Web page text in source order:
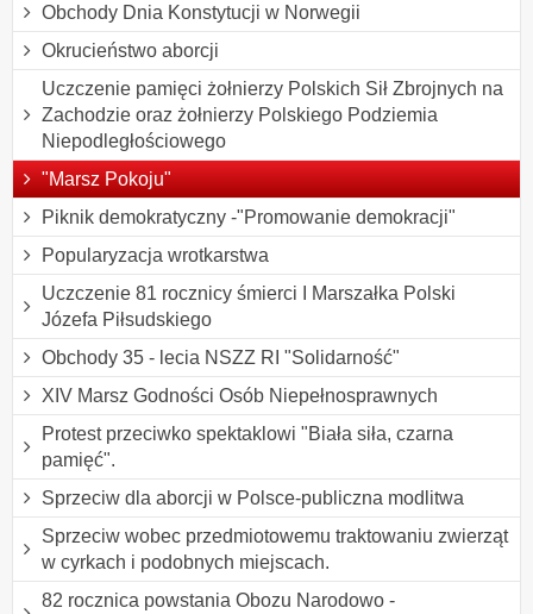
Obchody Dnia Konstytucji w Norwegii
Okrucieństwo aborcji
Uczczenie pamięci żołnierzy Polskich Sił Zbrojnych na
Zachodzie oraz żołnierzy Polskiego Podziemia
Niepodległościowego
"Marsz Pokoju"
Piknik demokratyczny -"Promowanie demokracji"
Popularyzacja wrotkarstwa
Uczczenie 81 rocznicy śmierci I Marszałka Polski
Józefa Piłsudskiego
Obchody 35 - lecia NSZZ RI "Solidarność"
XIV Marsz Godności Osób Niepełnosprawnych
Protest przeciwko spektaklowi "Biała siła, czarna
pamięć".
Sprzeciw dla aborcji w Polsce-publiczna modlitwa
Sprzeciw wobec przedmiotowemu traktowaniu zwierząt
w cyrkach i podobnych miejscach.
82 rocznica powstania Obozu Narodowo -